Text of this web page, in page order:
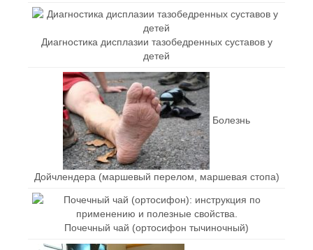
Диагностика дисплазии тазобедренных суставов у
детей
Болезнь
Дойчлендера (маршевый перелом, маршевая стопа)
Почечный чай (ортосифон тычиночный)